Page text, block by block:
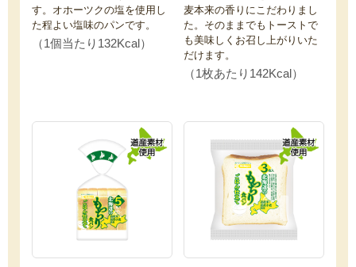
す。オホーツクの塩を使用し
た程よい塩味のパンです。
（1個当たり132Kcal）
麦本来の香りにこだわりまし
た。そのままでもトーストで
も美味しくお召し上がりいた
だけます。
（1枚あたり142Kcal）